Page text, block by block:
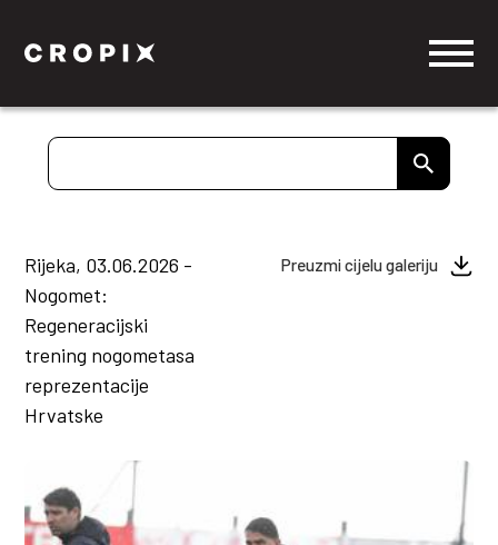
Rijeka, 03.06.2026 -
Nogomet:
Regeneracijski
trening nogometasa
reprezentacije
Hrvatske
Preuzmi cijelu galeriju